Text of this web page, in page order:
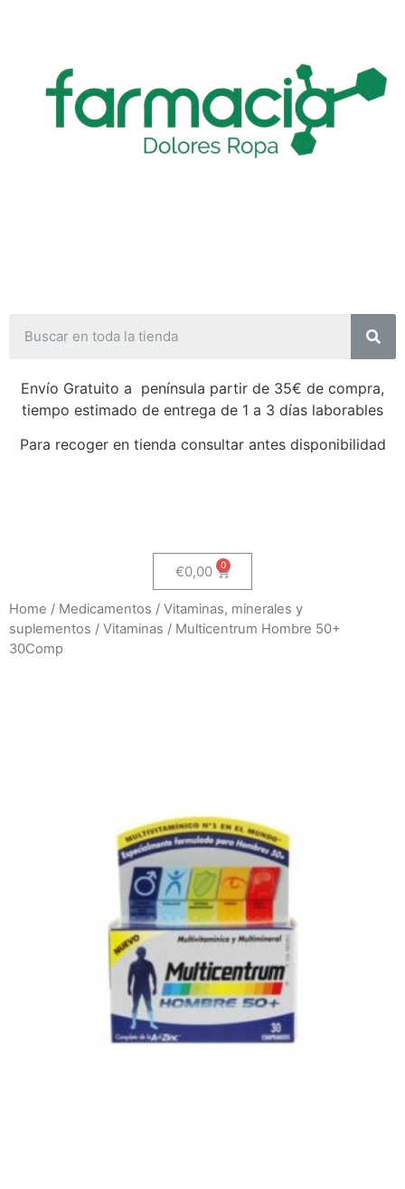
Envío Gratuito a península partir de 35€ de compra,
tiempo estimado de entrega de 1 a 3 días laborables
Para recoger en tienda consultar antes disponibilidad
€0,00
Home / Medicamentos / Vitaminas, minerales y
suplementos / Vitaminas / Multicentrum Hombre 50+
30Comp